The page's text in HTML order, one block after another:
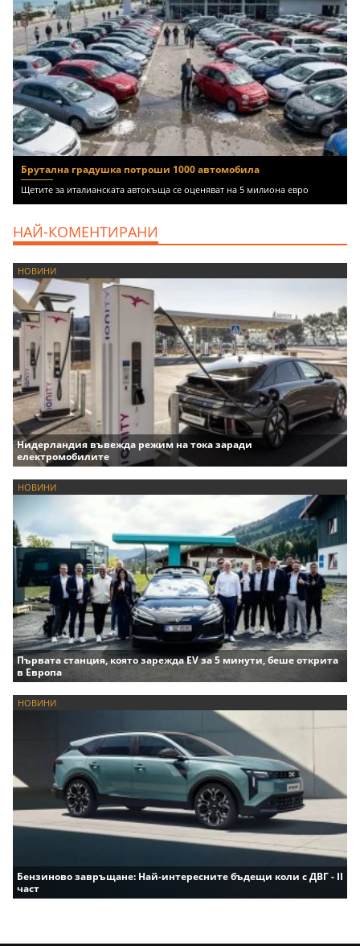
Брутална градушка потроши 1000 автомобила
Щетите за италианската автокъща се оценяват на 5 милиона евро
НАЙ-КОМЕНТИРАНИ
НОВИНИ
Нидерландия въвежда режим на тока заради
електромобилите
НОВИНИ
Първата станция, която зарежда EV за 5 минути, беше открита
в Европа
НОВИНИ
Бензиново завръщане: Най-интересните бъдещи коли с ДВГ - II
част